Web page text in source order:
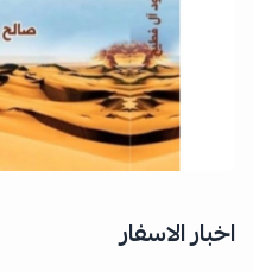
اخبار الاسفار